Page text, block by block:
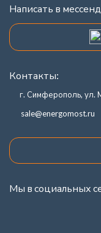
Написать в
Контакты:
г. Симферополь, ул.
sale@energomost.ru
Мы в социальных